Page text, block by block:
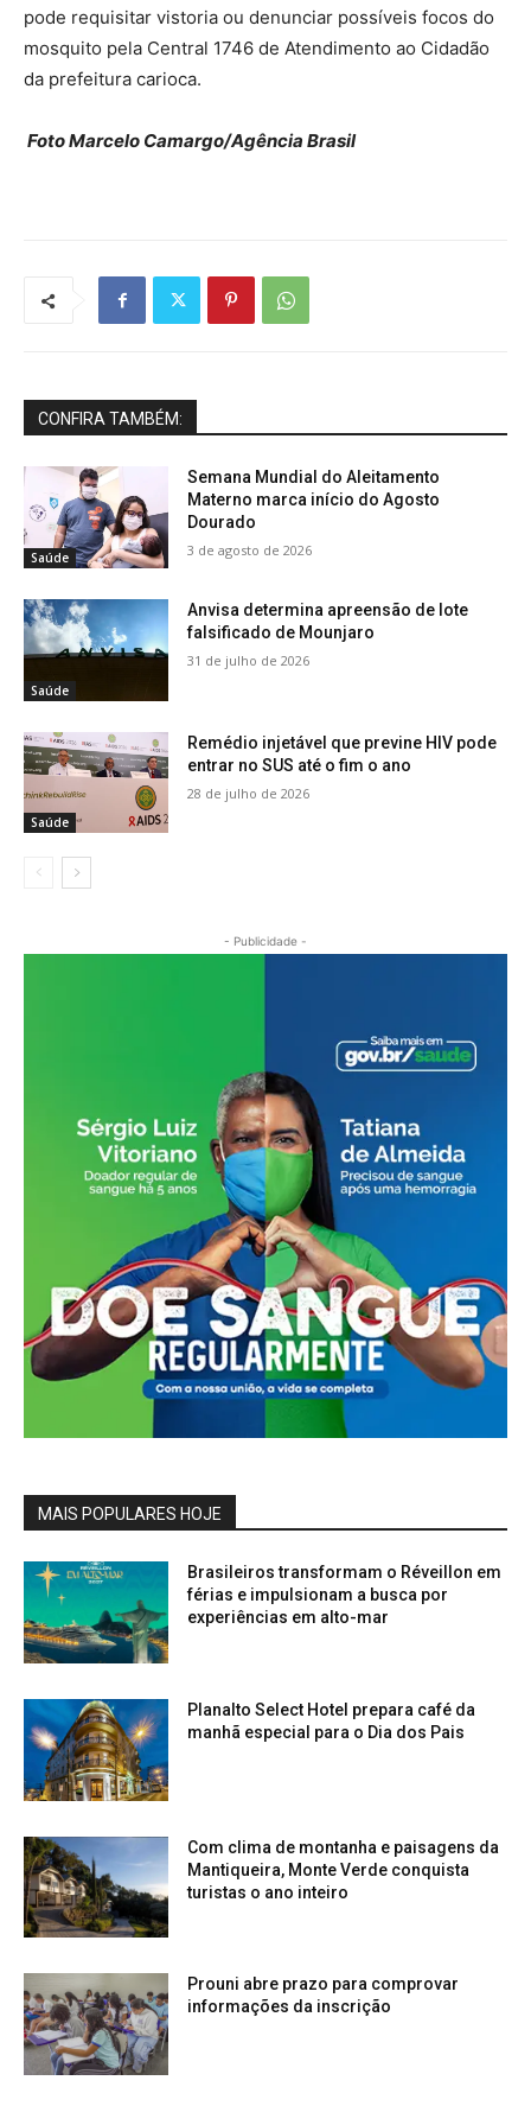
pode requisitar vistoria ou denunciar possíveis focos do
mosquito pela Central 1746 de Atendimento ao Cidadão
da prefeitura carioca.
Foto Marcelo Camargo/Agência Brasil
CONFIRA TAMBÉM:
Saúde
Semana Mundial do Aleitamento
Materno marca início do Agosto
Dourado
3 de agosto de 2026
Saúde
Anvisa determina apreensão de lote
falsificado de Mounjaro
31 de julho de 2026
Saúde
Remédio injetável que previne HIV pode
entrar no SUS até o fim o ano
28 de julho de 2026
- Publicidade -
MAIS POPULARES HOJE
Brasileiros transformam o Réveillon em
férias e impulsionam a busca por
experiências em alto-mar
Planalto Select Hotel prepara café da
manhã especial para o Dia dos Pais
Com clima de montanha e paisagens da
Mantiqueira, Monte Verde conquista
turistas o ano inteiro
Prouni abre prazo para comprovar
informações da inscrição